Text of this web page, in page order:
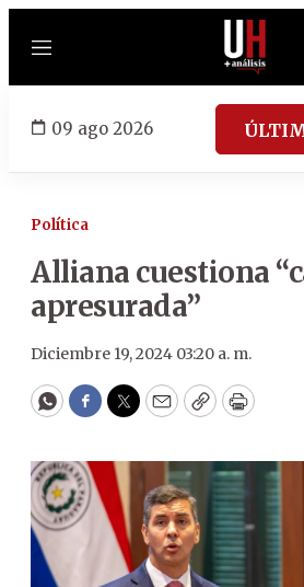
Menú
09 ago 2026
Política
Alliana cuestiona
apresurada”
Diciembre 19, 2024 03:20 a. m.
WhatsApp
Facebook
Twitter
EmailCopyPrint